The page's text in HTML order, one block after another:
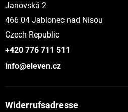
Janovská 2
466 04 Jablonec nad Nisou
Czech Republic
+420 776 711 511
info@eleven.cz
Widerrufsadresse